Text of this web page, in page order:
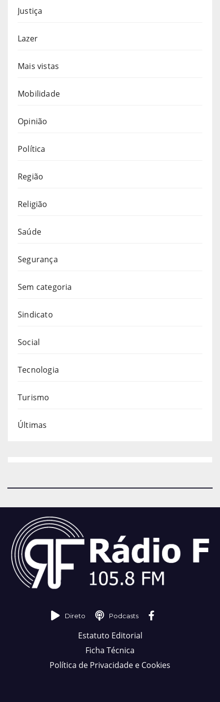
Justiça
Lazer
Mais vistas
Mobilidade
Opinião
Política
Região
Religião
Saúde
Segurança
Sem categoria
Sindicato
Social
Tecnologia
Turismo
Últimas
Direto Podcasts
Estatuto Editorial
Ficha Técnica
Política de Privacidade e Cookies